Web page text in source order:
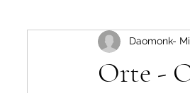
Orte -
Daomonk-